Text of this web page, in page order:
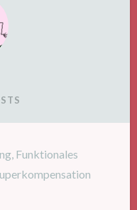
Funktionales